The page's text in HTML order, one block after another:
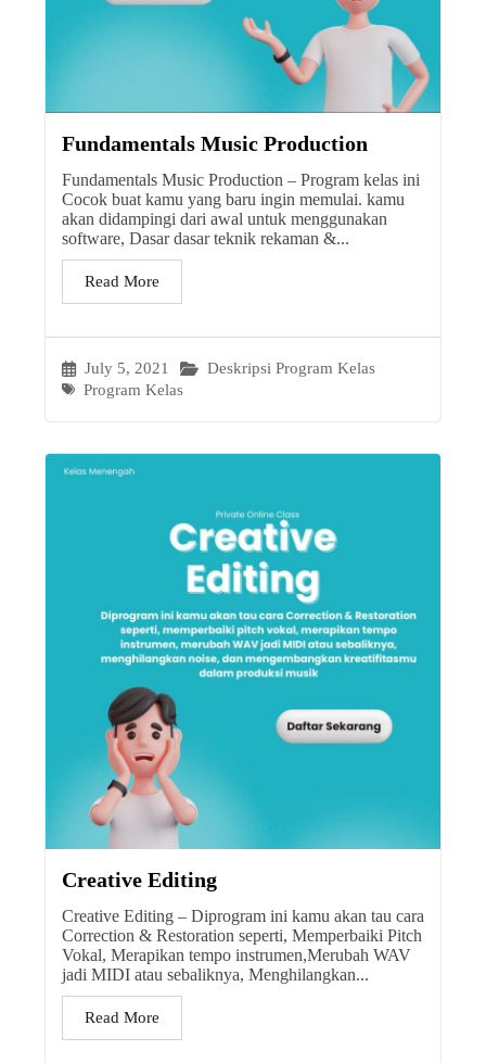
Fundamentals Music Production
July 5, 2021
Deskripsi Program Kelas
Program Kelas
Fundamentals Music Production – Program kelas ini
Cocok buat kamu yang baru ingin memulai. kamu
akan didampingi dari awal untuk menggunakan
software, Dasar dasar teknik rekaman &...
Read More
Creative Editing
Creative Editing – Diprogram ini kamu akan tau cara
Correction & Restoration seperti, Memperbaiki Pitch
Vokal, Merapikan tempo instrumen,Merubah WAV
jadi MIDI atau sebaliknya, Menghilangkan...
Read More